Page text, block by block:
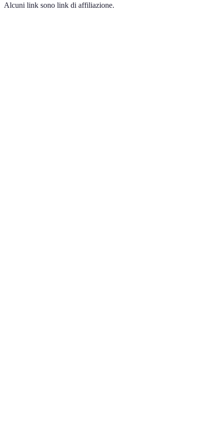
Alcuni link sono link di affiliazione.